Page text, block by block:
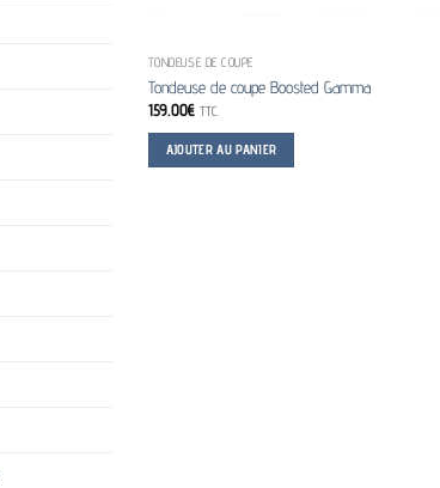
TONDEUSE DE COUPE
Tondeuse de coupe Boosted Gamma
159.00€ TTC
AJOUTER AU PANIER